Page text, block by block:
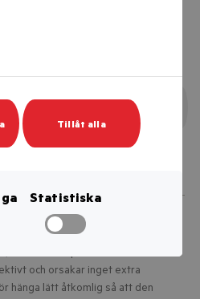
i lager
hem. Brandfilten är ett bra
och då främst för att släcka mindre
möbler eller på kläder. Att kväva eld
och orsakar inget extra
hänga lätt åtkomlig så att den
Tillåt alla
Statistiska